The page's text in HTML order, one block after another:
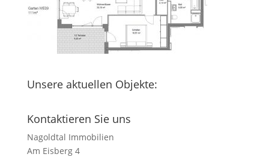
Unsere aktuellen Objekte:
Kontaktieren Sie uns
Nagoldtal Immobilien
Am Eisberg 4